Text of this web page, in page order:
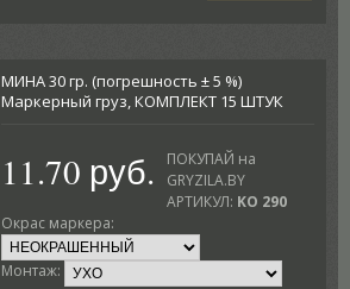
МИНА 30 гр. (погрешность ± 5 %)
Маркерный груз, КОМПЛЕКТ 15 ШТУК
11.70 руб.
ПОКУПАЙ на
GRYZILA.BY
АРТИКУЛ: KO 290
Окрас маркера:
Монтаж: